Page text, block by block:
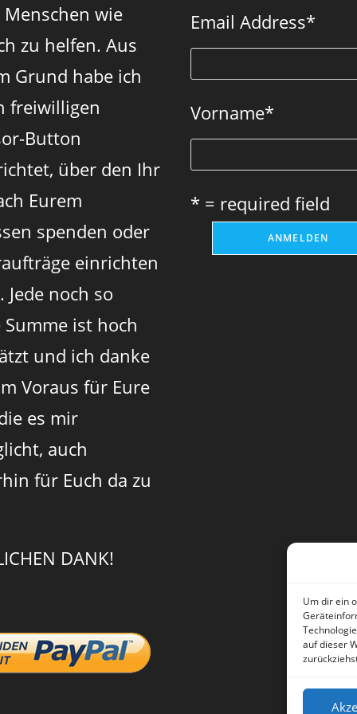
Um dir ein
auf dieser
wie
zu helfen. Aus
Grund habe ich
freiwilligen
Button
über den Ihr
Eurem
spenden oder
einrichten
Jede noch so
ist hoch
und ich danke
Voraus für Eure
es mir
auch
für Euch da zu
DANK!
new
tab
new
tab
new
tab
Email Address*
Vorname*
* = required field